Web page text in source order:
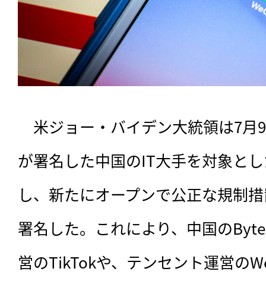
米ジョー・バイデン大統領は7月
が署名した中国のIT大手を対象と
し、新たにオープンで公正な規制
署名した。これにより、中国の
営のTikTokや、テンセント運営の